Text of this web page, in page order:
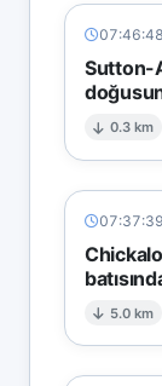
07:46:48
Sutton-
0.3 km
07:37:39
5.0 km